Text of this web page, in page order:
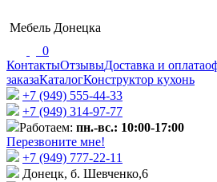
Мебель Донецка
0
КонтактыОтзывыДоставка и оплата
заказаКаталогКонструктор кухонь
+7 (949) 555-44-33
+7 (949) 314-97-77
Работаем: пн.-вс.: 10:00-17:00
Перезвоните мне!
+7 (‎949) 777-22-11
Донецк, б. Шевченко,6